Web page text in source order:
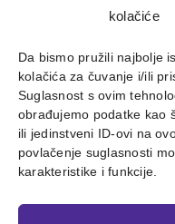
kolačiće
Da bismo pružili najbolje
kolačića za čuvanje i/ili
Suglasnost s ovim
obrađujemo podatke kao
ili jedinstveni ID-ovi na
povlačenje suglasnosti
karakteristike i funkcije.